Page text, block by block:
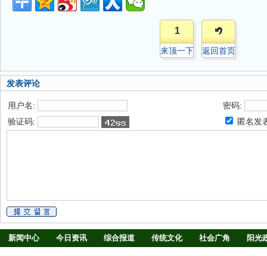
1
来顶一下 返回首页
发表评论
用户名:
密码:
验证码:
匿名发
新闻中心 今日资讯 综合报道 传统文化 社会广角
阳光